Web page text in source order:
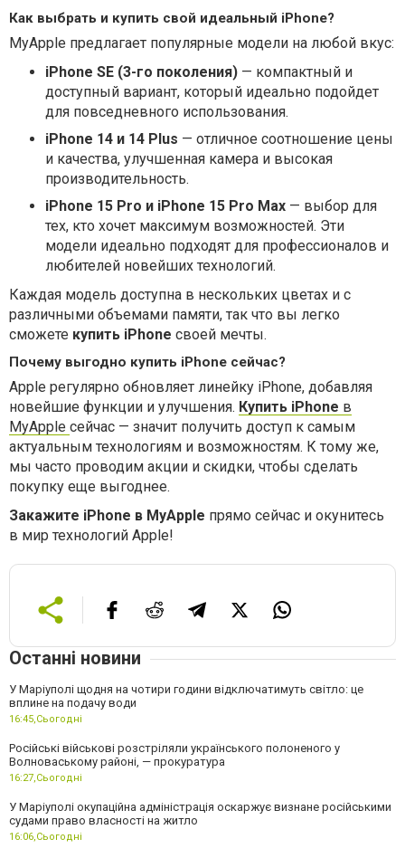
Как выбрать и купить свой идеальный iPhone?
MyApple предлагает популярные модели на любой вкус:
iPhone SE (3-го поколения) — компактный и
доступный вариант, который идеально подойдет
для повседневного использования.
iPhone 14 и 14 Plus — отличное соотношение цены
и качества, улучшенная камера и высокая
производительность.
iPhone 15 Pro и iPhone 15 Pro Max — выбор для
тех, кто хочет максимум возможностей. Эти
модели идеально подходят для профессионалов и
любителей новейших технологий.
Каждая модель доступна в нескольких цветах и с
различными объемами памяти, так что вы легко
сможете купить iPhone своей мечты.
Почему выгодно купить iPhone сейчас?
Apple регулярно обновляет линейку iPhone, добавляя
новейшие функции и улучшения. Купить iPhone в
MyApple сейчас — значит получить доступ к самым
актуальным технологиям и возможностям. К тому же,
мы часто проводим акции и скидки, чтобы сделать
покупку еще выгоднее.
Закажите iPhone в MyApple прямо сейчас и окунитесь
в мир технологий Apple!
Останні новини
У Маріуполі щодня на чотири години відключатимуть світло: це
вплине на подачу води
16:45,Сьогодні
Російські військові розстріляли українського полоненого у
Волноваському районі, — прокуратура
16:27,Сьогодні
У Маріуполі окупаційна адміністрація оскаржує визнане російськими
судами право власності на житло
16:06,Сьогодні